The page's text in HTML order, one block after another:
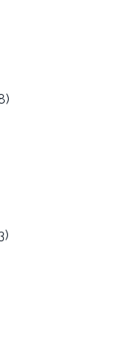
этих
более